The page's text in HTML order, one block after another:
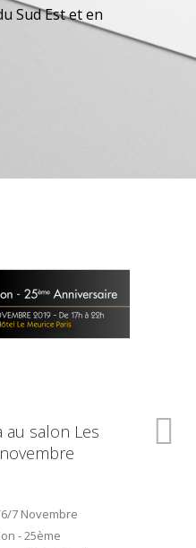
Sud Est et en
au salon Les
7 Novembre
- 25ème